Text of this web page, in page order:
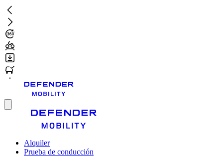
Ir
al
contenido
principal
Toggle
Alquiler
Prueba de conducción